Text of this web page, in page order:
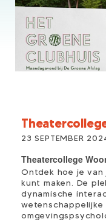
23 SEPTEMBER
Theatercollege
Ontdek hoe je
kunt maken. De
dynamische
wetenschappelijke